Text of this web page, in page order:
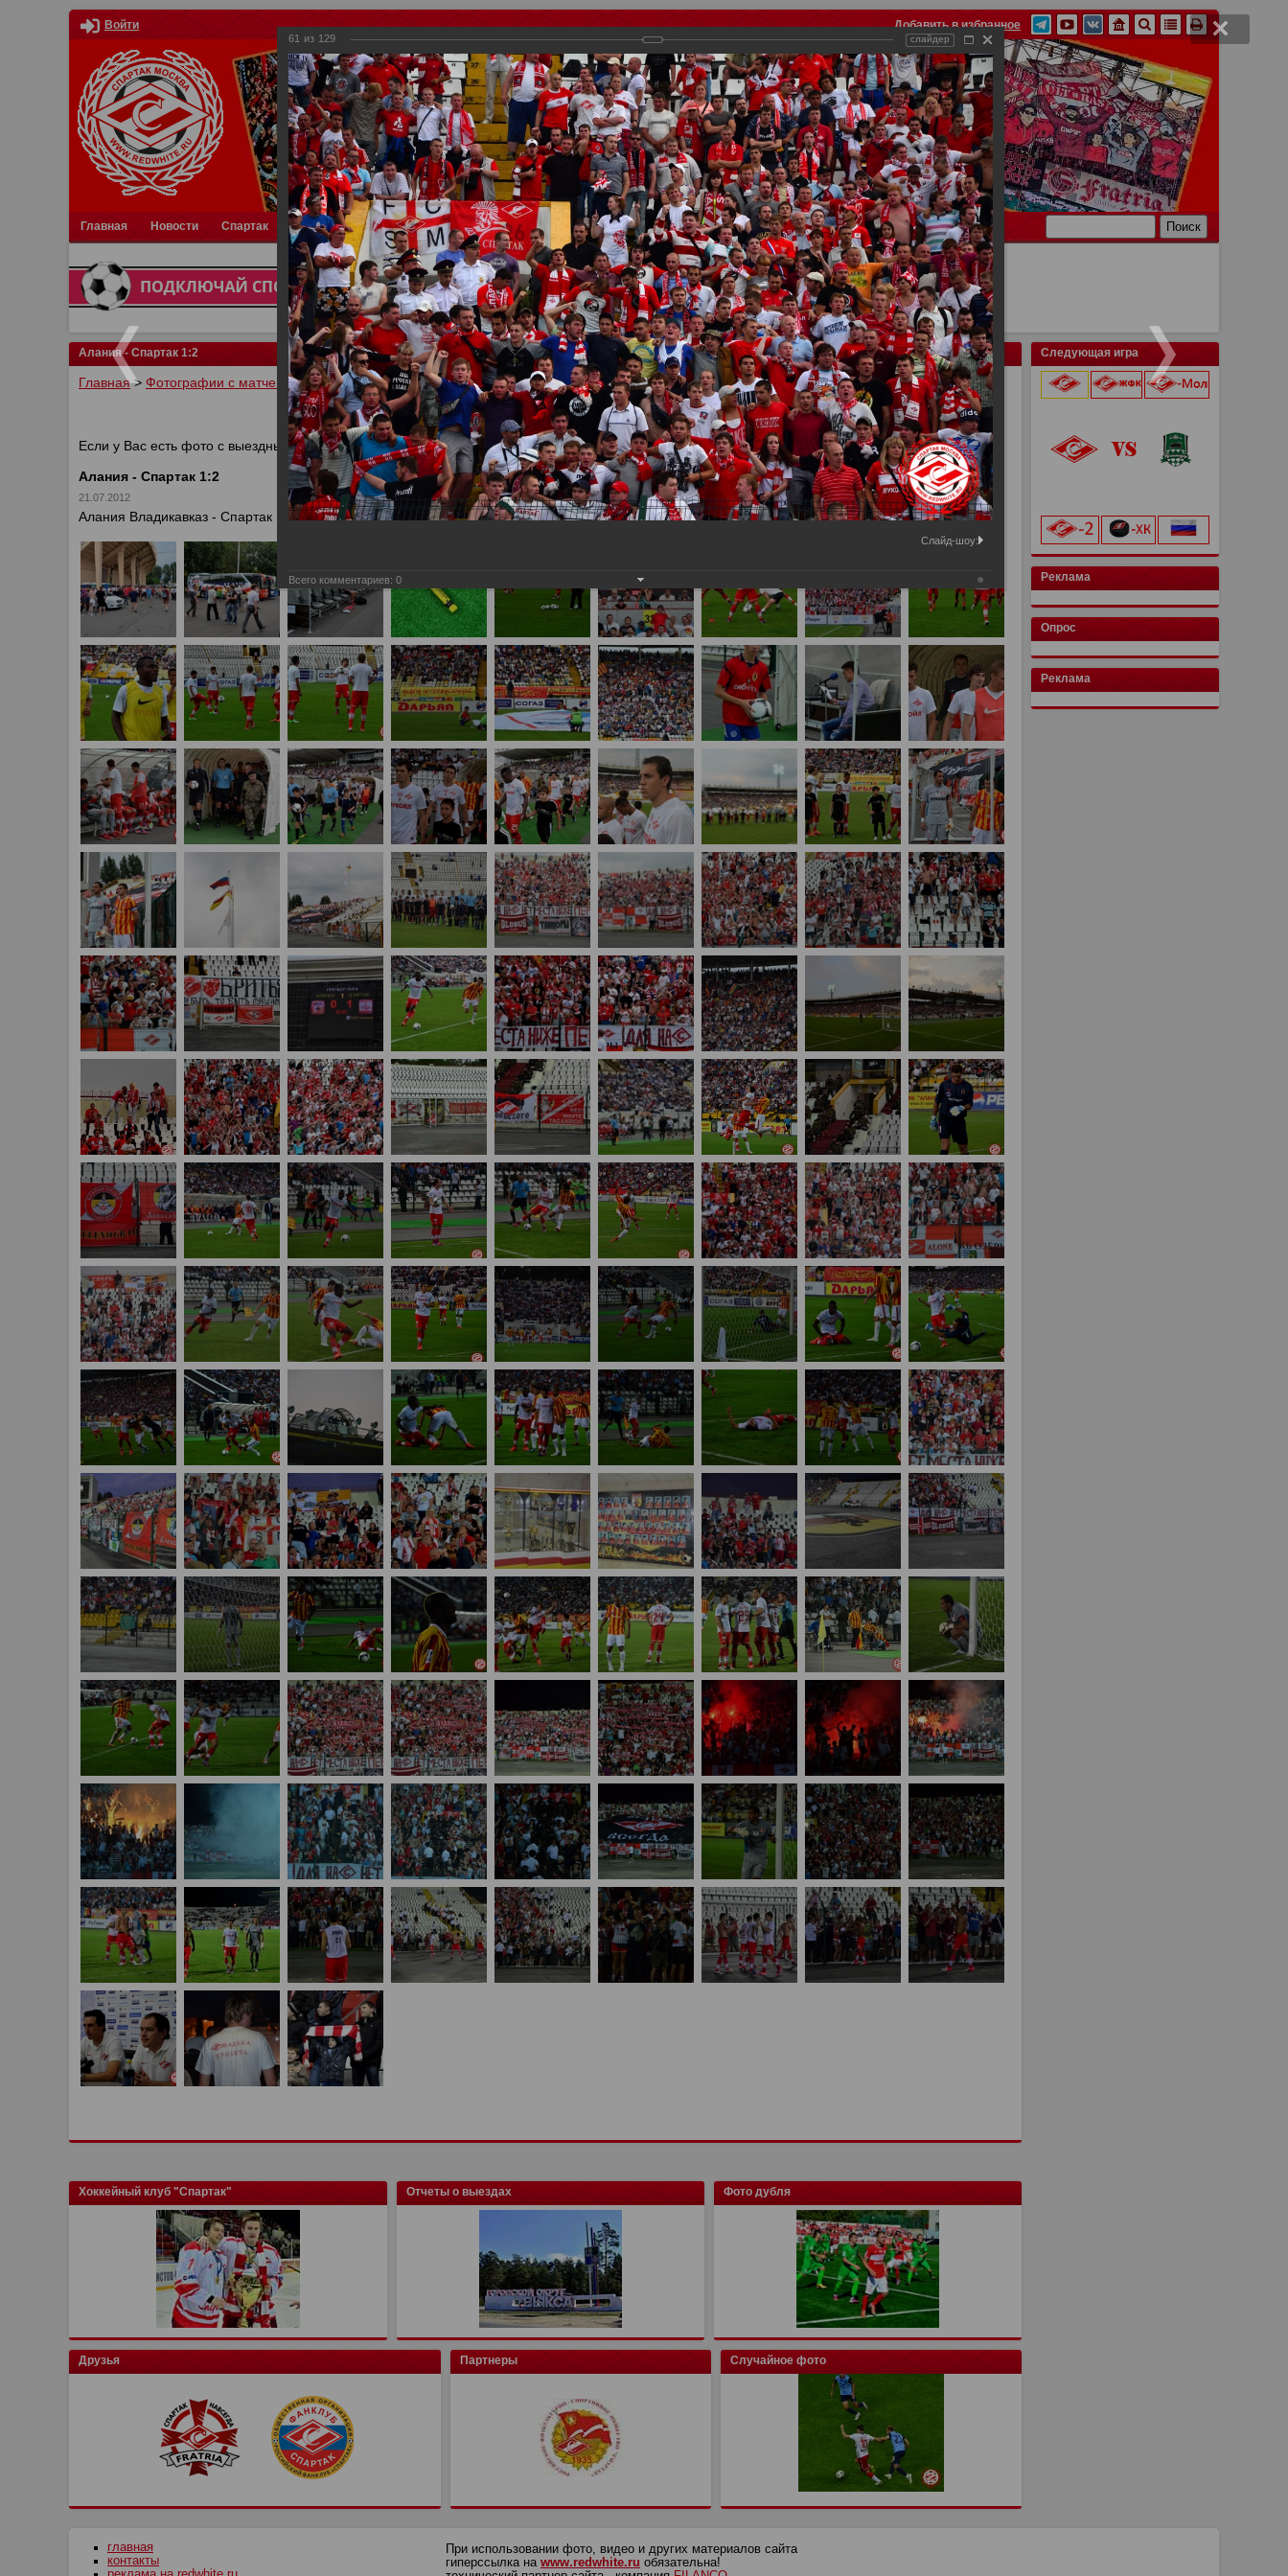
Войти Добавить в избранное
Главная Новости Спартак Турниры Фотки Отчеты Видео Фанату Стадионы О футболе КБ Форум Ссылки Связь
Алания - Спартак 1:2
Главная> Фотографии с матчей Спартака, Сборной Росиии>Фотографии с выездных игр Спартака >Сезон 2012>Алания - Спартак 1:2
Уважаемые посетители нашего сайта!
Если у Вас есть фото с выездных игр Спартака, высылайте нам на почту, мы обязательно разместим их в этом разделе.
Алания - Спартак 1:2
21.07.2012
Алания Владикавказ - Спартак Москва 1:2
Хоккейный клуб "Спартак" Отчеты о выездах Фото дубля
Друзья Партнеры Случайное фото
Следующая игра
Реклама
Опрос
Реклама
главная
контакты
При использовании фото, видео и других материалов сайта
гиперссылка на www.redwhite.ru обязательна!
61 из 129 слайдер
Слайд-шоу:
Всего комментариев: 0